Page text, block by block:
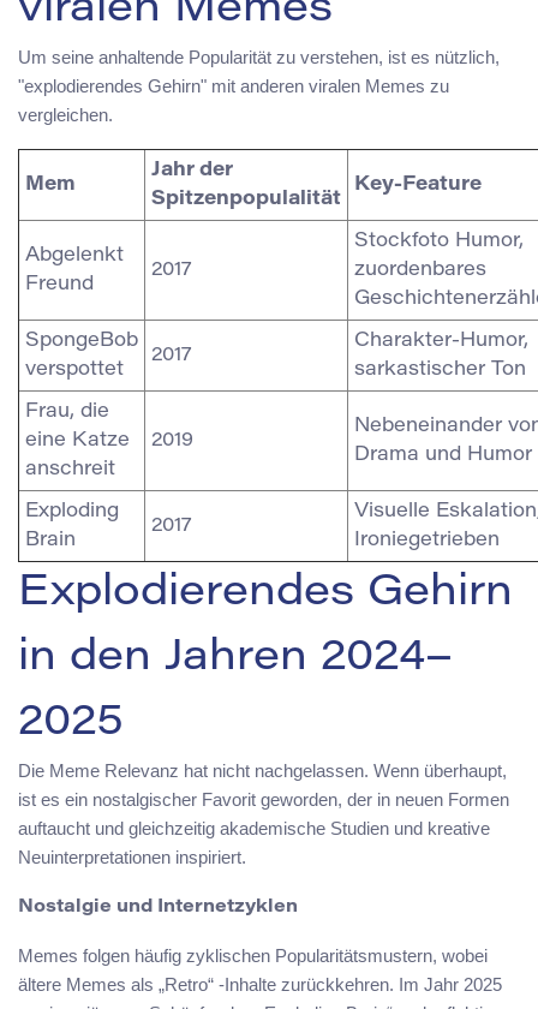
viralen Memes
Um seine anhaltende Popularität zu verstehen, ist es nützlich,
"explodierendes Gehirn" mit anderen viralen Memes zu
vergleichen.
Mem
Jahr der
Spitzenpopulalität
Key-Feature
Abgelenkt
Freund
2017
Stockfoto Humor,
zuordenbares
SpongeBob
verspottet
2017
Charakter-Humor,
sarkastischer Ton
Frau, die
eine Katze
anschreit
2019
Nebeneinander
Drama und Humor
Exploding
Brain
2017
Visuelle
Ironiegetrieben
Explodierendes Gehirn
in den Jahren 2024–
2025
Die Meme Relevanz hat nicht nachgelassen. Wenn überhaupt,
ist es ein nostalgischer Favorit geworden, der in neuen Formen
auftaucht und gleichzeitig akademische Studien und kreative
Neuinterpretationen inspiriert.
Nostalgie und Internetzyklen
Memes folgen häufig zyklischen Popularitätsmustern, wobei
ältere Memes als „Retro“ -Inhalte zurückkehren. Im Jahr 2025